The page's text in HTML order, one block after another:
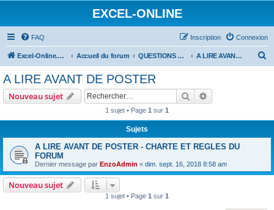
EXCEL-ONLINE
FAQ Connexion
Inscription
Excel-Online.net Accueil du forum QUESTIONS EXCEL A LIRE AVANT DE POSTER
e
A LIRE AVANT DE POSTER
Nouveau sujet Rechercher
1 sujet • Page 1 sur 1
Sujets
A LIRE AVANT DE POSTER - CHARTE ET REGLES DU
FORUM
Dernier message par EnzoAdmin « dim. sept. 16, 2018 8:58 am
Nouveau sujet
1 sujet • Page 1 sur 1